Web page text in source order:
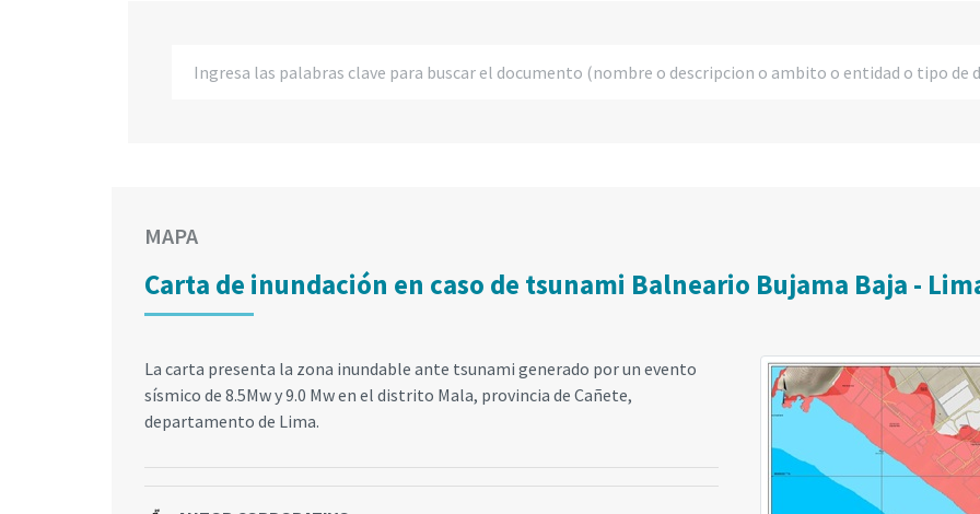
MAPA
Carta de inundación en caso de tsunami Balneario Bujama Baja -
La carta presenta la zona inundable ante tsunami generado por un evento
sísmico de 8.5Mw y 9.0 Mw en el distrito Mala, provincia de Cañete,
departamento de Lima.